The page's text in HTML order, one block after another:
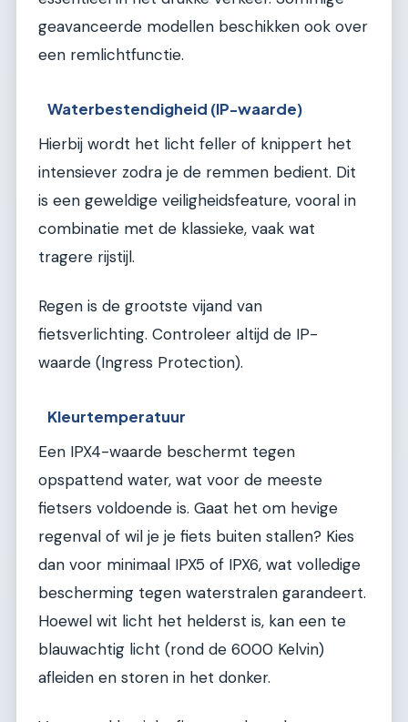
geavanceerde modellen beschikken ook over
een remlichtfunctie.
Waterbestendigheid (IP-waarde)
Hierbij wordt het licht feller of knippert het
intensiever zodra je de remmen bedient. Dit
is een geweldige veiligheidsfeature, vooral in
combinatie met de klassieke, vaak wat
tragere rijstijl.
Regen is de grootste vijand van
fietsverlichting. Controleer altijd de IP-
waarde (Ingress Protection).
Kleurtemperatuur
Een IPX4-waarde beschermt tegen
opspattend water, wat voor de meeste
fietsers voldoende is. Gaat het om hevige
regenval of wil je je fiets buiten stallen? Kies
dan voor minimaal IPX5 of IPX6, wat volledige
bescherming tegen waterstralen garandeert.
Hoewel wit licht het helderst is, kan een te
blauwachtig licht (rond de 6000 Kelvin)
afleiden en storen in het donker.